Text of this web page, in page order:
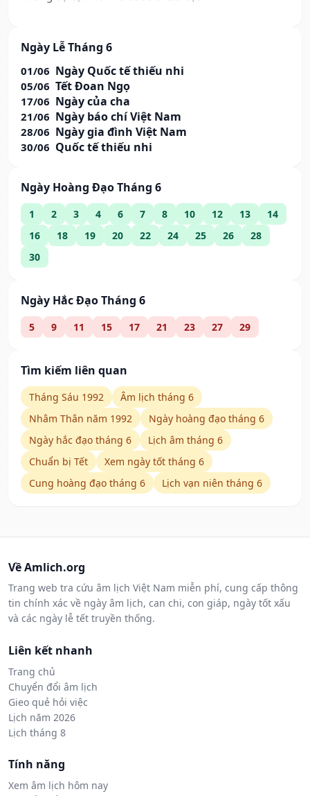
Ngày Lễ Tháng 6
01/06 Ngày Quốc tế thiếu nhi
05/06 Tết Đoan Ngọ
17/06 Ngày của cha
21/06 Ngày báo chí Việt Nam
28/06 Ngày gia đình Việt Nam
30/06 Quốc tế thiếu nhi
Ngày Hoàng Đạo Tháng 6
1 2 3 4 6 7 8 10 12 13
14
16
18 19 20 22 24 25 26
28
30
Ngày Hắc Đạo Tháng 6
5 9 11 15 17 21 23 27 29
Tìm kiếm liên quan
Tháng Sáu 1992
Âm lịch tháng 6
Nhâm Thân năm 1992
Ngày hoàng đạo tháng 6
Ngày hắc đạo tháng 6
Lịch âm tháng 6
Chuẩn bị Tết
Xem ngày tốt tháng 6
Cung hoàng đạo tháng 6
Lịch vạn niên tháng 6
Về Amlich.org
Trang web tra cứu âm lịch Việt Nam miễn phí, cung cấp thông
tin chính xác về ngày âm lịch, can chi, con giáp, ngày tốt xấu
và các ngày lễ tết truyền thống.
Liên kết nhanh
Trang chủ
Chuyển đổi âm lịch
Gieo quẻ hỏi việc
Lịch năm 2026
Lịch tháng 8
Tính năng
Xem âm lịch hôm nay